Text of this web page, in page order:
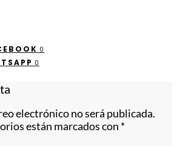
0
0
electrónico no será publicada.
están marcados con *